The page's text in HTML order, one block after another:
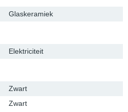
Glaskeramiek
Elektriciteit
Zwart
Zwart